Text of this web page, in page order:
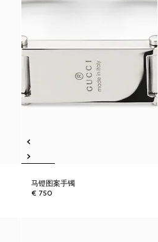
马镫图案手镯
€ 750